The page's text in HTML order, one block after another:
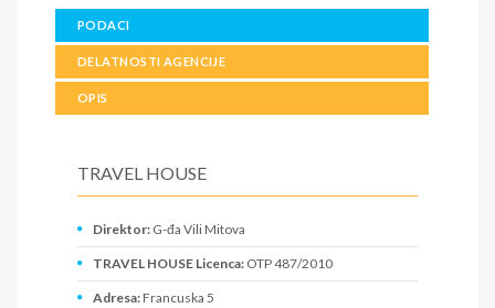
PODACI
DELATNOSTI AGENCIJE
OPIS
TRAVEL HOUSE
Direktor: G-đa Vili Mitova
TRAVEL HOUSE Licenca: OTP 487/2010
Adresa: Francuska 5